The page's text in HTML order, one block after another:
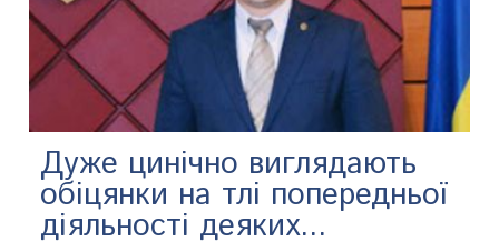
Дуже цинічно виглядають
обіцянки на тлі попередньої
діяльності деяких...